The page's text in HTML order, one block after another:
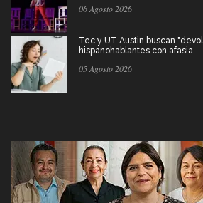
06 Agosto 2026
Tec y UT Austin buscan
hispanohablantes con afasia
05 Agosto 2026